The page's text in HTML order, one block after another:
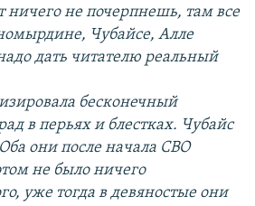
ничего не почерпнешь, там все
Чубайсе, Алле
дать читателю реальный
бесконечный
в перьях и блестках. Чубайс
они после начала СВО
не было ничего
уже тогда в девяностые они